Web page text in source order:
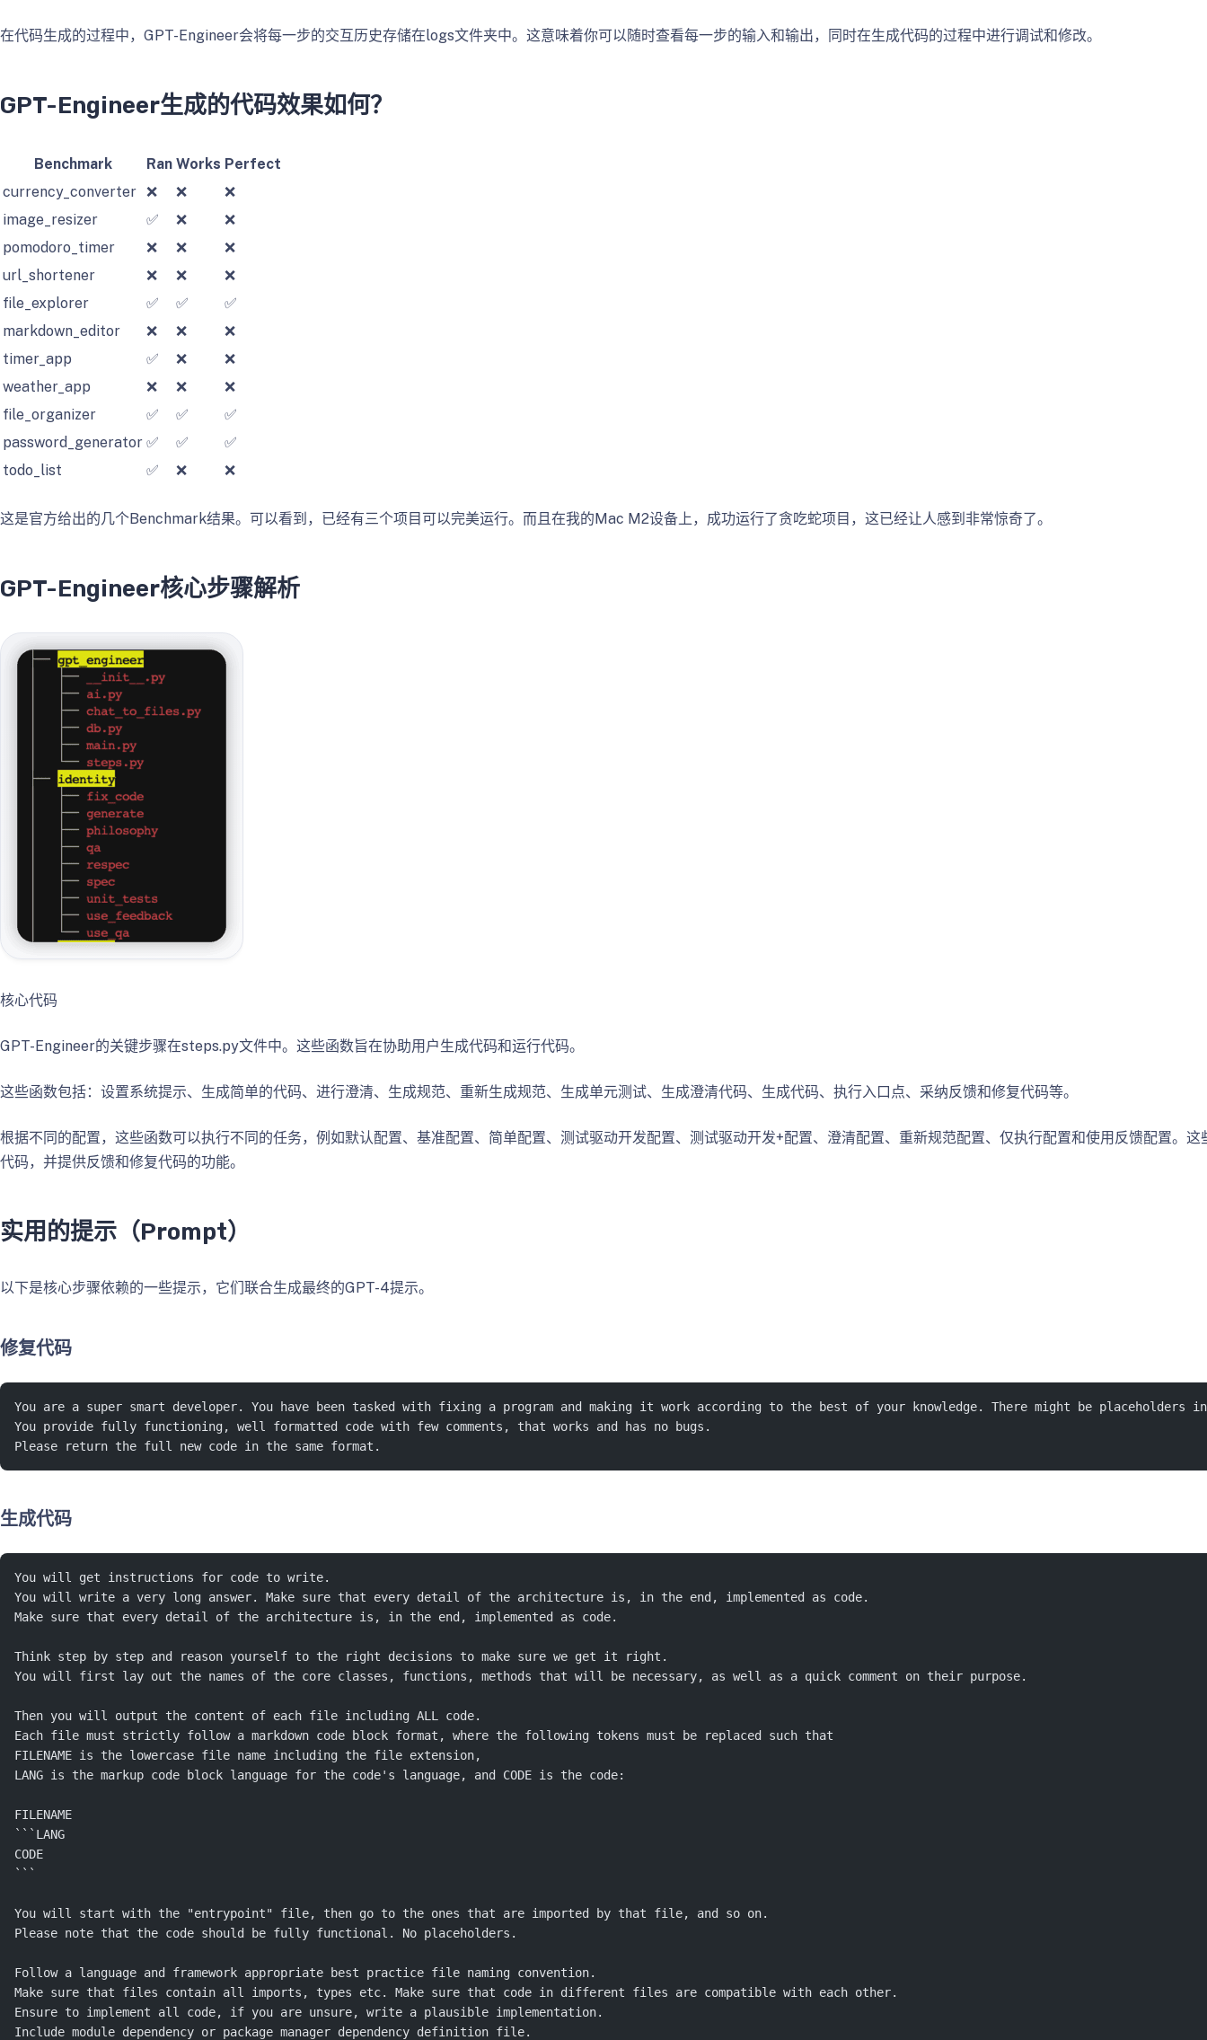
在代码生成的过程中，GPT-Engineer会将每一步的交互历史存储在logs文件夹中。这意味着你可以随时查看每一步的输入和输出，同时在生成代码的过程中进行调试和修改。
GPT-Engineer生成的代码效果如何？
Benchmark Ran Works Perfect
currency_converter ❌ ❌
❌
image_resizer
✅ ❌
❌
pomodoro_timer
❌ ❌
❌
url_shortener
❌ ❌
❌
file_explorer
✅ ✅
✅
markdown_editor
❌ ❌
❌
timer_app
✅ ❌
❌
weather_app
❌ ❌
❌
file_organizer
✅ ✅
✅
password_generator ✅ ✅
✅
todo_list
✅ ❌ ❌
这是官方给出的几个Benchmark结果。可以看到，已经有三个项目可以完美运行。而且在我的Mac M2设备上，成功运行了贪吃蛇项目，这已经让人感到非常惊奇了。
GPT-Engineer核心步骤解析
核心代码
GPT-Engineer的关键步骤在steps.py文件中。这些函数旨在协助用户生成代码和运行代码。
这些函数包括：设置系统提示、生成简单的代码、进行澄清、生成规范、重新生成规范、生成单元测试、生成澄清代码、生成代码、执行入口点、采纳反馈和修复代码等。
根据不同的配置，这些函数可以执行不同的任务，例如默认配置、基准配置、简单配置、测试驱动开发配置、测试驱动开发+配置、澄清配置、重新规范配置、仅执行配置和使用反馈配置。
代码，并提供反馈和修复代码的功能。
实用的提示（Prompt）
以下是核心步骤依赖的一些提示，它们联合生成最终的GPT-4提示。
修复代码
You are a super smart developer. You have been tasked with fixing a program and making it work according to the best of your knowledge. There might be
You provide fully functioning, well formatted code with few comments, that works and has no bugs.
Please return the full new code in the same format.
生成代码
You will get instructions for code to write.
You will write a very long answer. Make sure that every detail of the architecture is, in the end, implemented as code.
Make sure that every detail of the architecture is, in the end, implemented as code.
Think step by step and reason yourself to the right decisions to make sure we get it right.
You will first lay out the names of the core classes, functions, methods that will be necessary, as well as a quick comment on their purpose.
Then you will output the content of each file including ALL code.
Each file must strictly follow a markdown code block format, where the following tokens must be replaced such that
FILENAME is the lowercase file name including the file extension,
LANG is the markup code block language for the code's language, and CODE is the code:
FILENAME
```LANG
CODE
```
You will start with the "entrypoint" file, then go to the ones that are imported by that file, and so on.
Please note that the code should be fully functional. No placeholders.
Follow a language and framework appropriate best practice file naming convention.
Make sure that files contain all imports, types etc. Make sure that code in different files are compatible with each other.
Ensure to implement all code, if you are unsure, write a plausible implementation.
Include module dependency or package manager dependency definition file.